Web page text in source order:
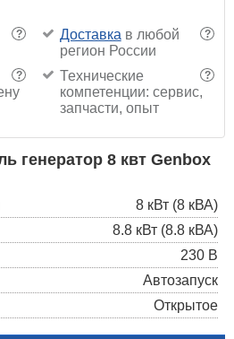
? ?
Доставка в любой
регион России
? ?
Технические
компетенции: сервис,
запчасти, опыт
генератор 8 квт Genbox
8 кВт (8 кВА)
8.8 кВт (8.8 кВА)
230 В
Автозапуск
Открытое